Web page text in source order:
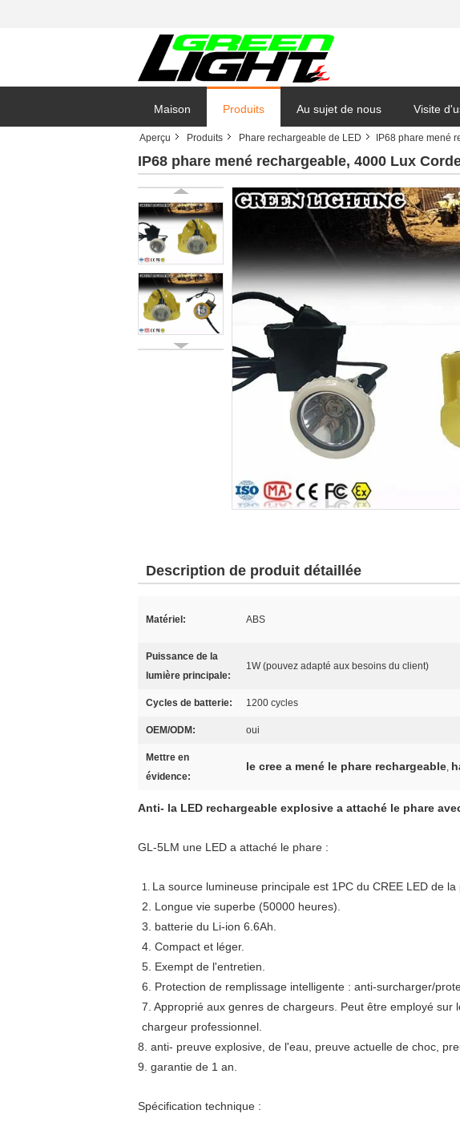
Maison Produits Au sujet de nous Visite
Aperçu Produits Phare rechargeable de LED IP68 phare mené
IP68 phare mené rechargeable, 4000 Lux
Description de produit détaillée
Matériel: ABS
Puissance de la
lumière principale:
1W (pouvez adapté aux besoins du client)
Cycles de batterie: 1200 cycles
OEM/ODM: oui
Mettre en
évidence:
le cree a mené le phare rechargeable,
Anti- la LED rechargeable explosive a attaché le phare
GL-5LM une LED a attaché le phare :
1. La source lumineuse principale est 1PC du CREE LED de
2. Longue vie superbe (50000 heures).
3. batterie du Li-ion 6.6Ah.
4. Compact et léger.
5. Exempt de l'entretien.
6. Protection de remplissage intelligente : anti-surcharger/
7. Approprié aux genres de chargeurs. Peut être employé
chargeur professionnel.
8. anti- preuve explosive, de l'eau, preuve actuelle de choc,
9. garantie de 1 an.
Spécification technique :